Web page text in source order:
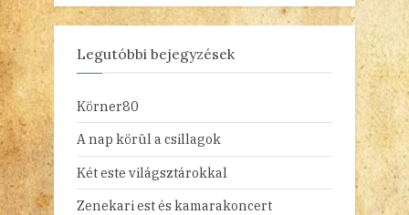
Legutóbbi bejegyzések
Körner80
A nap körül a csillagok
Két este világsztárokkal
Zenekari est és kamarakoncert